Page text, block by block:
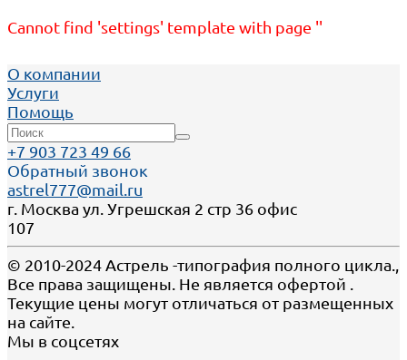
Cannot find 'settings' template with page ''
О компании
Услуги
Помощь
+7 903 723 49 66
Обратный звонок
astrel777@mail.ru
г. Москва ул. Угрешская 2 стр 36 офис
107
© 2010-2024 Астрель -типография полного цикла.,
Все права защищены. Не является офертой .
Текущие цены могут отличаться от размещенных
на сайте.
Мы в соцсетях